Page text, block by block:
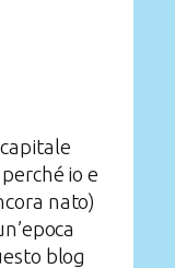
io e
nato)
blog